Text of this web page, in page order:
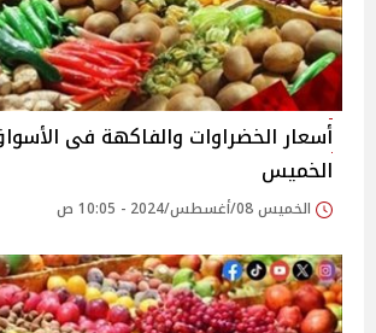
الخميس
الخميس 08/أغسطس/2024 - 10:05 ص